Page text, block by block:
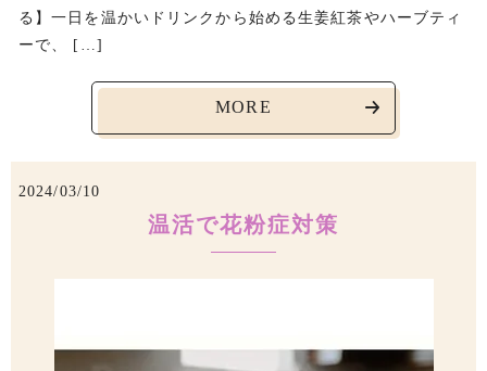
る】一日を温かいドリンクから始める生姜紅茶やハーブティ
ーで、 […]
MORE
2024/03/10
温活で花粉症対策